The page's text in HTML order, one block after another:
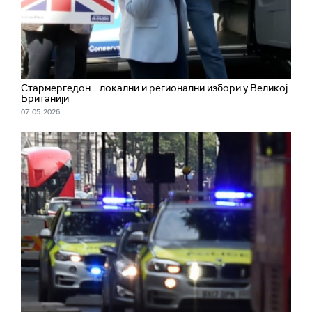
Стармергедон – локални и регионални избори у Великој
Британији
07. 05. 2026.